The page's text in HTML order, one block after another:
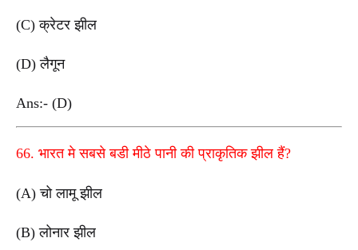
(C) क्रेटर झील
(D) लैगून
Ans:- (D)
66. भारत मे सबसे बडी मीठे पानी की प्राकृतिक झील हैं?
(A) चो लामू झील
(B) लोनार झील